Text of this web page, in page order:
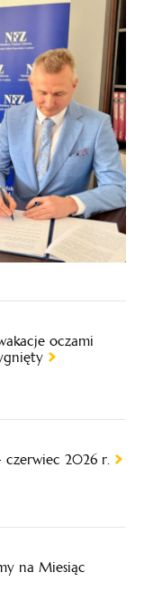
oczami
czerwiec 2026 r.
na Miesiąc